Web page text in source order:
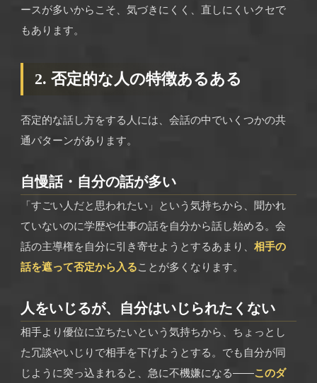
ースが多いからこそ、気づきにくく、直しにくいクセで
もあります。
2. 否定的な人の特徴あるある
否定的な話し方をする人には、会話の中でいくつかの共
通パターンがあります。
自慢話・自分の話が多い
「すごい人だと思われたい」という気持ちから、聞かれ
ていないのに学歴や仕事の話を自分から話し始める。会
話の主導権を自分に引き寄せようとするあまり、相手の
話を遮って否定から入ることが多くなります。
人をいじるが、自分はいじられたくない
相手より優位に立ちたいという気持ちから、ちょっとし
た冗談やいじりで相手を下げようとする。でも自分が同
じように突っ込まれると、急に不機嫌になる——このダ